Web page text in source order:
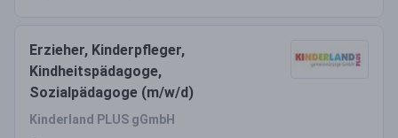
Erzieher, Kinderpfleger,
Kindheitspädagoge,
Sozialpädagoge (m/w/d)
Kinderland PLUS gGmbH